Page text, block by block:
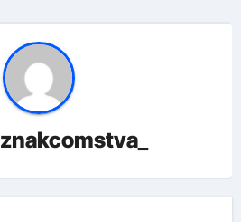
znakcomstva_